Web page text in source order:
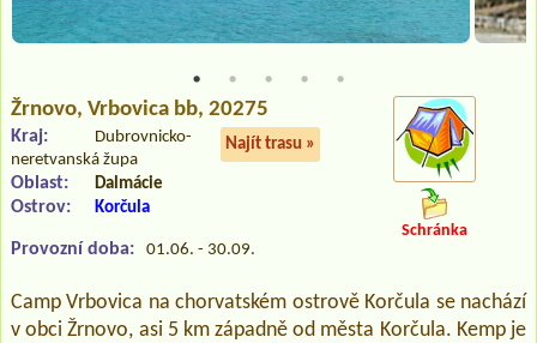
Žrnovo, Vrbovica bb, 20275
Najít trasu »
Kraj:
Dubrovnicko-
neretvanská župa
Oblast: Dalmácie
Ostrov: Korčula
Provozní doba: 01.06. - 30.09.
Schránka
Camp Vrbovica na chorvatském ostrově Korčula se nachází
v obci Žrnovo, asi 5 km západně od města Korčula. Kemp je